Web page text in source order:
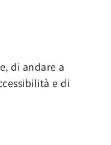
di andare a
e di